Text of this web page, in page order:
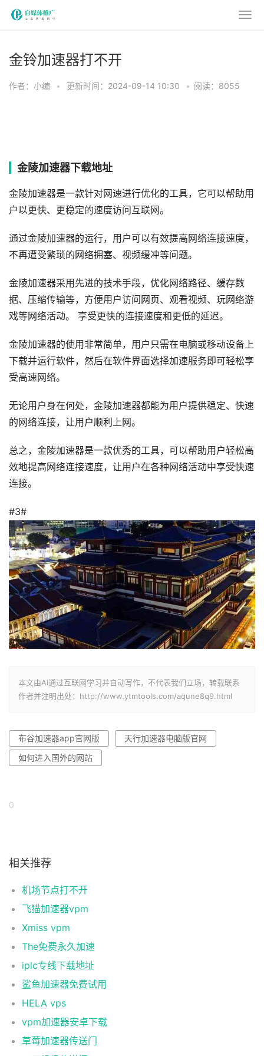
金铃加速器打不开
作者：小编 • 更新时间：2024-09-14 10:30 • 阅读：8055
金陵加速器下载地址
金陵加速器是一款针对网速进行优化的工具，它可以帮助用
户以更快、更稳定的速度访问互联网。
通过金陵加速器的运行，用户可以有效提高网络连接速度，
不再遭受繁琐的网络拥塞、视频缓冲等问题。
金陵加速器采用先进的技术手段，优化网络路径、缓存数
据、压缩传输等，方便用户访问网页、观看视频、玩网络游
戏等网络活动。 享受更快的连接速度和更低的延迟。
金陵加速器的使用非常简单，用户只需在电脑或移动设备上
下载并运行软件，然后在软件界面选择加速服务即可轻松享
受高速网络。
无论用户身在何处，金陵加速器都能为用户提供稳定、快速
的网络连接，让用户顺利上网。
总之，金陵加速器是一款优秀的工具，可以帮助用户轻松高
效地提高网络连接速度，让用户在各种网络活动中享受快速
连接。
#3#
本文由AI通过互联网学习并自动写作，不代表我们立场，转载联系
作者并注明出处：http://www.ytmtools.com/aqune8q9.html
布谷加速器app官网版
天行加速器电脑版官网
如何进入国外的网站
0
相关推荐
机场节点打不开
飞猫加速器vpm
Xmiss vpm
The免费永久加速
iplc专线下载地址
鲨鱼加速器免费试用
HELA vps
vpm加速器安卓下载
草莓加速器传送门